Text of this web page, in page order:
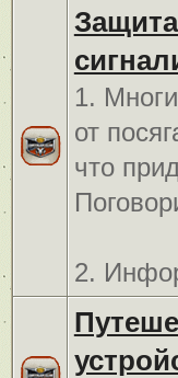
1.
от
что
2.